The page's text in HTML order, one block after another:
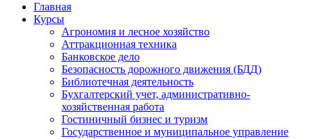
Главная
Курсы
Агрономия и лесное хозяйство
Аттракционная техника
Банковское дело
Безопасность дорожного движения (БДД)
Библиотечная деятельность
Бухгалтерский учет, административно-
хозяйственная работа
Гостиничный бизнес и туризм
Государственное и муниципальное управление